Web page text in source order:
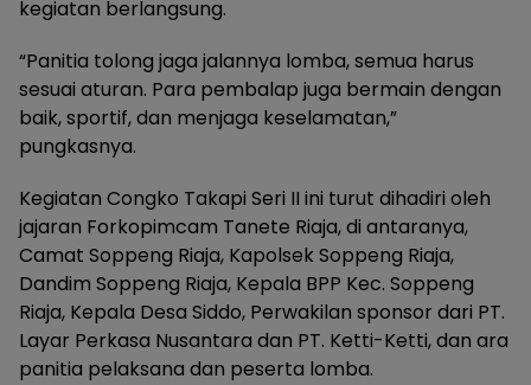
kegiatan berlangsung.
“Panitia tolong jaga jalannya lomba, semua harus
sesuai aturan. Para pembalap juga bermain dengan
baik, sportif, dan menjaga keselamatan,”
pungkasnya.
Kegiatan Congko Takapi Seri II ini turut dihadiri oleh
jajaran Forkopimcam Tanete Riaja, di antaranya,
Camat Soppeng Riaja, Kapolsek Soppeng Riaja,
Dandim Soppeng Riaja, Kepala BPP Kec. Soppeng
Riaja, Kepala Desa Siddo, Perwakilan sponsor dari PT.
Layar Perkasa Nusantara dan PT. Ketti-Ketti, dan ara
panitia pelaksana dan peserta lomba.